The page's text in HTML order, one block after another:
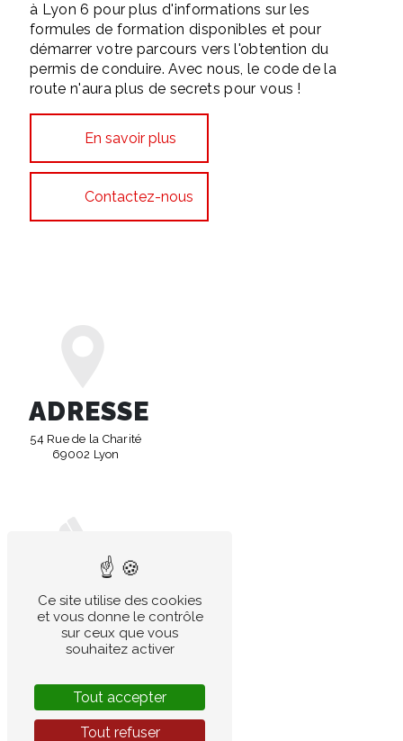
à Lyon 6 pour plus d'informations sur les
formules de formation disponibles et pour
démarrer votre parcours vers l'obtention du
permis de conduire. Avec nous, le code de la
route n'aura plus de secrets pour vous !
En savoir plus
Contactez-nous
ADRESSE
54 Rue de la Charité
69002 Lyon
TÉLÉPHONE
04 78 37 26 07
Ce site utilise des cookies
et vous donne le contrôle
sur ceux que vous
souhaitez activer
Tout accepter
Tout refuser